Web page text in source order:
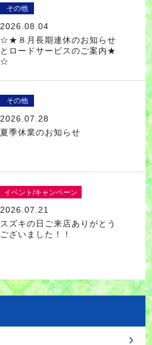
その他
2026.08.04
☆★８月長期連休のお知らせ
とロードサービスのご案内★
☆
その他
2026.07.28
夏季休業のお知らせ
イベント/キャンペーン
2026.07.21
スズキの日ご来店ありがとう
ございました！！